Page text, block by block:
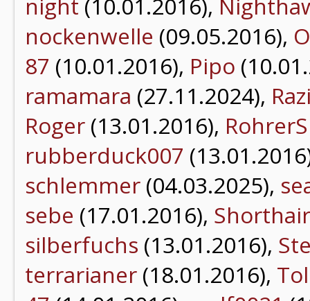
nockenwelle (09.05.2016),
87 (10.01.2016), Pipo
ramamara (27.11.2024),
Roger (13.01.2016), RohrerS
rubberduck007
schlemmer (04.03.2025),
sebe (17.01.2016),
silberfuchs (13.01.2016),
terrarianer (18.01.2016),